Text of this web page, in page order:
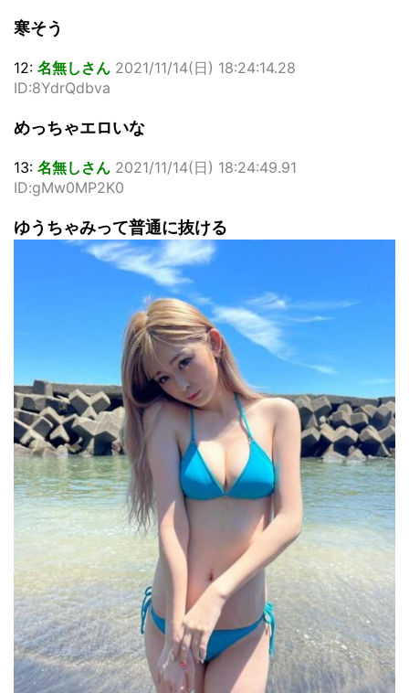
寒そう
12: 名無しさん 2021/11/14(日) 18:24:14.28
ID:8YdrQdbva
めっちゃエロいな
13: 名無しさん 2021/11/14(日) 18:24:49.91
ID:gMw0MP2K0
ゆうちゃみって普通に抜ける